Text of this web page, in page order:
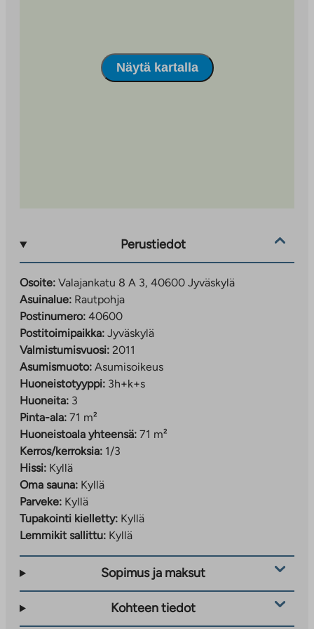
Näytä kartalla
Perustiedot
Osoite: Valajankatu 8 A 3, 40600 Jyväskylä
Asuinalue: Rautpohja
Postinumero: 40600
Postitoimipaikka: Jyväskylä
Valmistumisvuosi: 2011
Asumismuoto: Asumisoikeus
Huoneistotyyppi: 3h+k+s
Huoneita: 3
Pinta-ala: 71 m²
Huoneistoala yhteensä: 71 m²
Kerros/kerroksia: 1/3
Hissi: Kyllä
Oma sauna: Kyllä
Parveke: Kyllä
Tupakointi kielletty: Kyllä
Lemmikit sallittu: Kyllä
Sopimus ja maksut
Kohteen tiedot